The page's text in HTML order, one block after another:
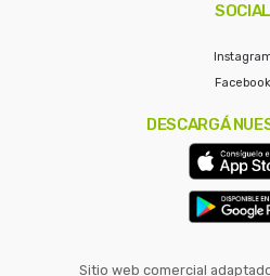
SOCIAL
Facebook
DESCARGÁ
Sitio web comercial